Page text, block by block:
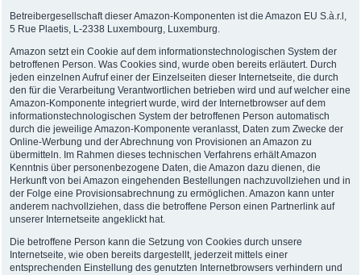
Betreibergesellschaft dieser Amazon-Komponenten ist die Amazon EU S.à.r.l,
5 Rue Plaetis, L-2338 Luxembourg, Luxemburg.
Amazon setzt ein Cookie auf dem informationstechnologischen System der
betroffenen Person. Was Cookies sind, wurde oben bereits erläutert. Durch
jeden einzelnen Aufruf einer der Einzelseiten dieser Internetseite, die durch
den für die Verarbeitung Verantwortlichen betrieben wird und auf welcher eine
Amazon-Komponente integriert wurde, wird der Internetbrowser auf dem
informationstechnologischen System der betroffenen Person automatisch
durch die jeweilige Amazon-Komponente veranlasst, Daten zum Zwecke der
Online-Werbung und der Abrechnung von Provisionen an Amazon zu
übermitteln. Im Rahmen dieses technischen Verfahrens erhält Amazon
Kenntnis über personenbezogene Daten, die Amazon dazu dienen, die
Herkunft von bei Amazon eingehenden Bestellungen nachzuvollziehen und in
der Folge eine Provisionsabrechnung zu ermöglichen. Amazon kann unter
anderem nachvollziehen, dass die betroffene Person einen Partnerlink auf
unserer Internetseite angeklickt hat.
Die betroffene Person kann die Setzung von Cookies durch unsere
Internetseite, wie oben bereits dargestellt, jederzeit mittels einer
entsprechenden Einstellung des genutzten Internetbrowsers verhindern und